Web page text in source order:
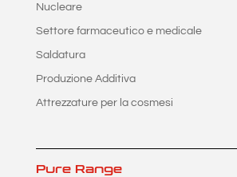
Nucleare
Settore farmaceutico e medicale
Saldatura
Produzione Additiva
Attrezzature per la cosmesi
Pure Range